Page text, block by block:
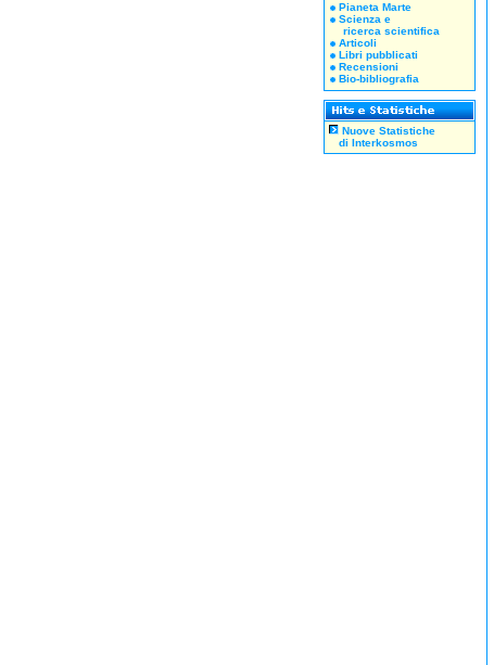
Pianeta Marte
Scienza e
ricerca scientifica
Articoli
Libri pubblicati
Recensioni
Bio-bibliografia
Nuove Statistiche
di Interkosmos